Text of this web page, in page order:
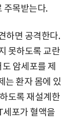
주목받는다.
하면 공격한다.
못하도록 교란
암세포를 제
는 환자 몸에 있
도록 재설계한
세포가 혈액을